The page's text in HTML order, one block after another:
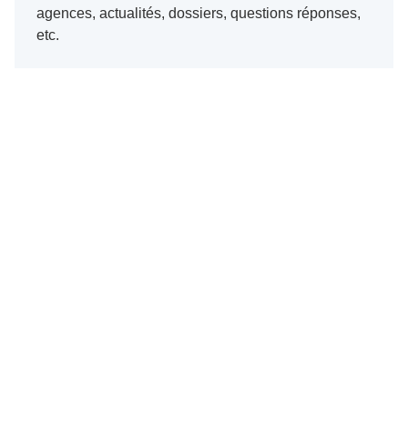
agences, actualités, dossiers, questions réponses,
etc.